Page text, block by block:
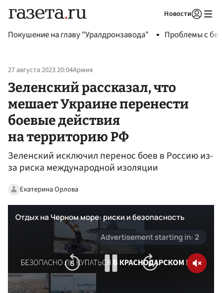
Новости
Покушение на главу "Уралдронзавода" Проблемы с
27 августа 2023 20:04Армия
Зеленский рассказал, что
мешает Украине перенести
боевые действия
на территорию РФ
Зеленский исключил перенос боев в Россию из-
за риска международной изоляции
Екатерина Орлова